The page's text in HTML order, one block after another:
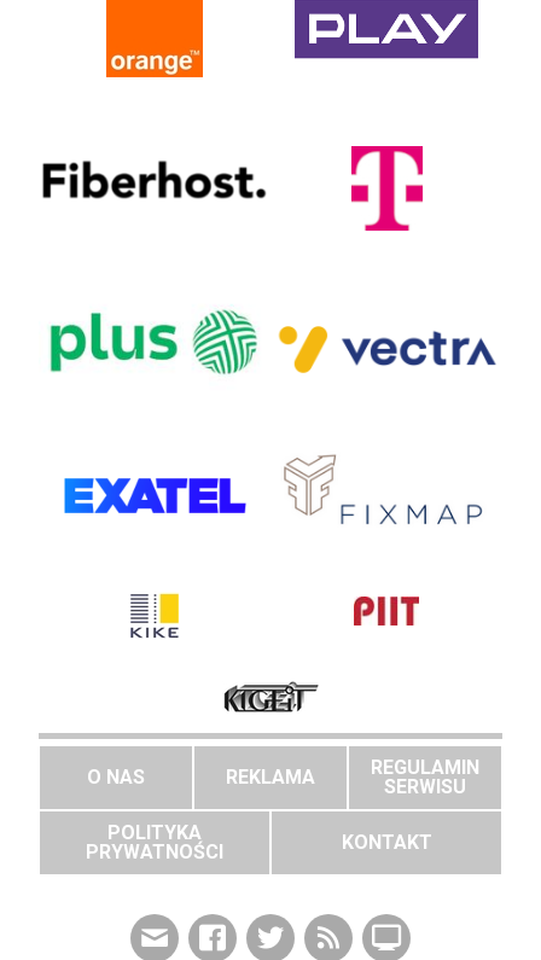
O NAS REKLAMA
REGULAMIN
SERWISU
POLITYKA
PRYWATNOŚCI
KONTAKT